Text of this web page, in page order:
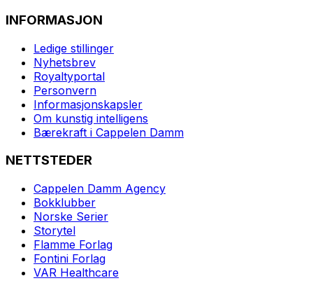
INFORMASJON
Ledige stillinger
Nyhetsbrev
Royaltyportal
Personvern
Informasjonskapsler
Om kunstig intelligens
Bærekraft i Cappelen Damm
NETTSTEDER
Cappelen Damm Agency
Bokklubber
Norske Serier
Storytel
Flamme Forlag
Fontini Forlag
VAR Healthcare